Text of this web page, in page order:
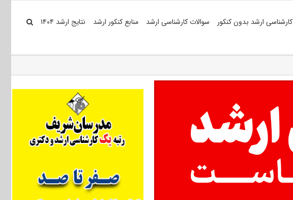
کارشناسی ارشد بدون کنکور سوالات کارشناسی ارشد منابع کنکور ارشد نتایج ارشد ۱۴۰۴